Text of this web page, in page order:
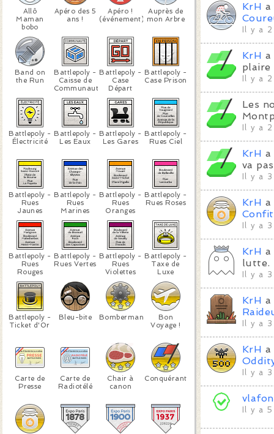
Allô
Maman
bobo
Apéro des 5
ans !
Apéro !
(événement)
Auprès de
mon Arbre
Band on
the Run
Battlepoly -
Caisse de
Communauté
Battlepoly -
Case
Départ
Battlepoly -
Case Prison
Battlepoly -
Électricité
Battlepoly -
Les Eaux
Battlepoly -
Les Gares
Battlepoly -
Rues Ciel
Battlepoly -
Rues
Jaunes
Battlepoly -
Rues
Marines
Battlepoly -
Rues
Oranges
Battlepoly -
Rues Roses
Battlepoly -
Rues
Rouges
Battlepoly -
Rues Vertes
Battlepoly -
Rues
Violettes
Battlepoly -
Taxe de
Luxe
Battlepoly -
Ticket d'Or
Bleu-bite Bomberman
Bon
Voyage !
Carte de
Presse
Carte de
Radiotélé
Chair à
canon
Conquérant
KrH a
Il y a
KrH
plaire
Il y a
Les
Il y a
KrH
va
Il y a
KrH a
Il y a
KrH a
lutte.
Il y a
KrH a
Il y a
KrH a
Il y a
vlafon
Il y a